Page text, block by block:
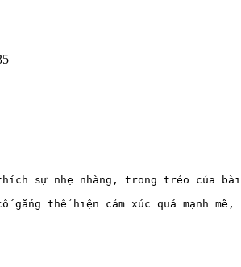
sự nhẹ nhàng, trong trẻo của bài
gắng thể hiện cảm xúc quá mạnh